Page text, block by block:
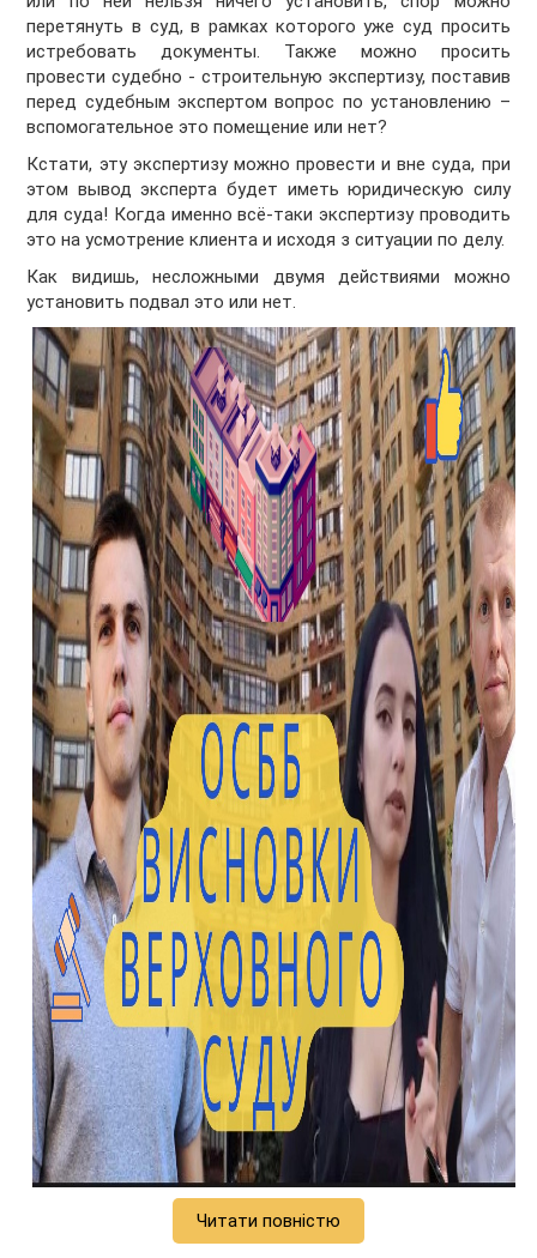
перетянуть в суд, в рамках которого уже суд просить
истребовать документы. Также можно просить
провести судебно - строительную экспертизу, поставив
перед судебным экспертом вопрос по установлению –
вспомогательное это помещение или нет?
Кстати, эту экспертизу можно провести и вне суда, при
этом вывод эксперта будет иметь юридическую силу
для суда! Когда именно всё-таки экспертизу проводить
это на усмотрение клиента и исходя з ситуации по делу.
Как видишь, несложными двумя действиями можно
установить подвал это или нет.
Читати повністю